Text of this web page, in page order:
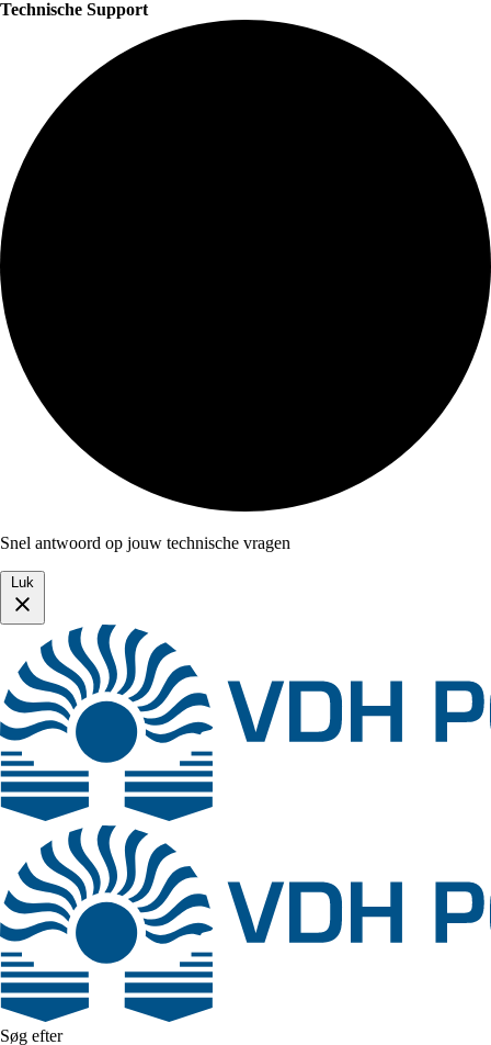
Technische Support
Snel antwoord op jouw technische vragen
Luk
Søg efter